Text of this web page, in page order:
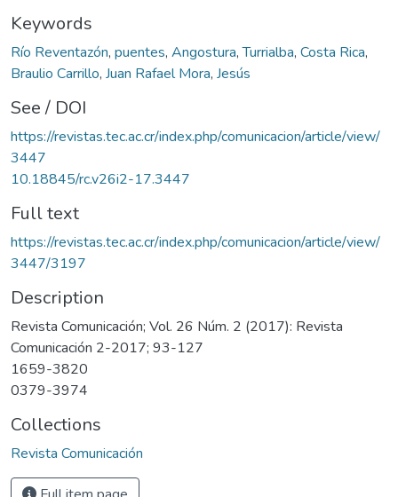
Keywords
Río Reventazón, puentes, Angostura,Turrialba, Costa Rica,
Braulio Carrillo, Juan Rafael Mora, Jesús
See / DOI
https://revistas.tec.ac.cr/index.php/comunicacion/article/view/
3447
10.18845/rc.v26i2-17.3447
Full text
https://revistas.tec.ac.cr/index.php/comunicacion/article/view/
3447/3197
Description
Revista Comunicación; Vol. 26 Núm. 2 (2017): Revista
Comunicación 2-2017; 93-127
1659-3820
0379-3974
Collections
Revista Comunicación